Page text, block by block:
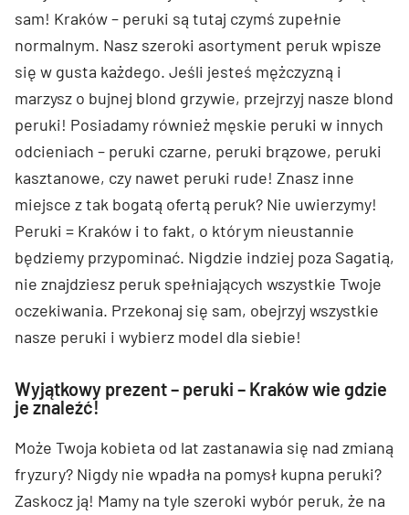
sam! Kraków – peruki są tutaj czymś zupełnie
normalnym. Nasz szeroki asortyment peruk wpisze
się w gusta każdego. Jeśli jesteś mężczyzną i
marzysz o bujnej blond grzywie, przejrzyj nasze blond
peruki! Posiadamy również męskie peruki w innych
odcieniach – peruki czarne, peruki brązowe, peruki
kasztanowe, czy nawet peruki rude! Znasz inne
miejsce z tak bogatą ofertą peruk? Nie uwierzymy!
Peruki = Kraków i to fakt, o którym nieustannie
będziemy przypominać. Nigdzie indziej poza Sagatią,
nie znajdziesz peruk spełniających wszystkie Twoje
oczekiwania. Przekonaj się sam, obejrzyj wszystkie
nasze peruki i wybierz model dla siebie!
Wyjątkowy prezent – peruki – Kraków wie gdzie
je znaleźć!
Może Twoja kobieta od lat zastanawia się nad zmianą
fryzury? Nigdy nie wpadła na pomysł kupna peruki?
Zaskocz ją! Mamy na tyle szeroki wybór peruk, że na